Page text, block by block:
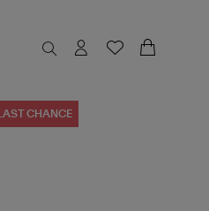
LAST CHANCE